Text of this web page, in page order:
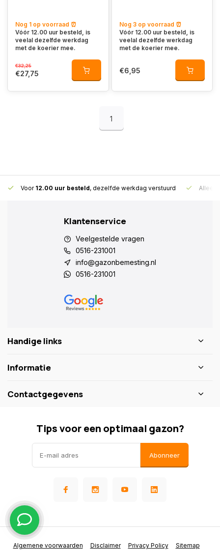
Nog 1 op voorraad ⏰
Vóór 12.00 uur besteld, is
veelal dezelfde werkdag
met de koerier mee.
€32,25
€27,75
Nog 3 op voorraad ⏰
Vóór 12.00 uur besteld, is
veelal dezelfde werkdag
met de koerier mee.
€6,95
1
Voor 12.00 uur besteld, dezelfde werkdag verstuurd Alleen
Klantenservice
Veelgestelde vragen
0516-231001
info@gazonbemesting.nl
0516-231001
Handige links
Informatie
Contactgegevens
Tips voor een optimaal gazon?
Abonneer
Algemene voorwaarden Disclaimer Privacy Policy Sitemap